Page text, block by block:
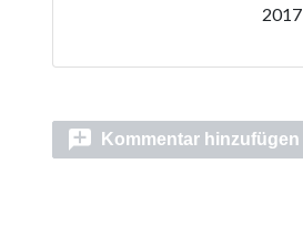
2017
Kommentar hinzufügen